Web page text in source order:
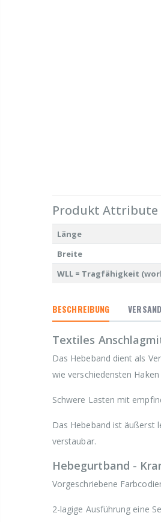
Produkt Attribute
Länge
Breite
WLL = Tragfähigkeit
BESCHREIBUNG
Textiles
Das Hebeband dient als
wie verschiedensten
Schwere Lasten mit
Das Hebeband ist äußerst
verstaubar.
Hebegurtband -
Vorgeschriebene
2-lagige Ausführung eine